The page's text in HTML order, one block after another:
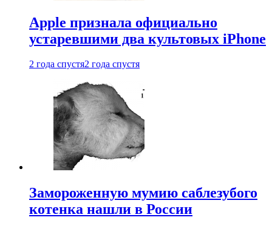
Apple признала официально
устаревшими два культовых iPhone
2 года спустя2 года спустя
Замороженную мумию саблезубого
котенка нашли в России